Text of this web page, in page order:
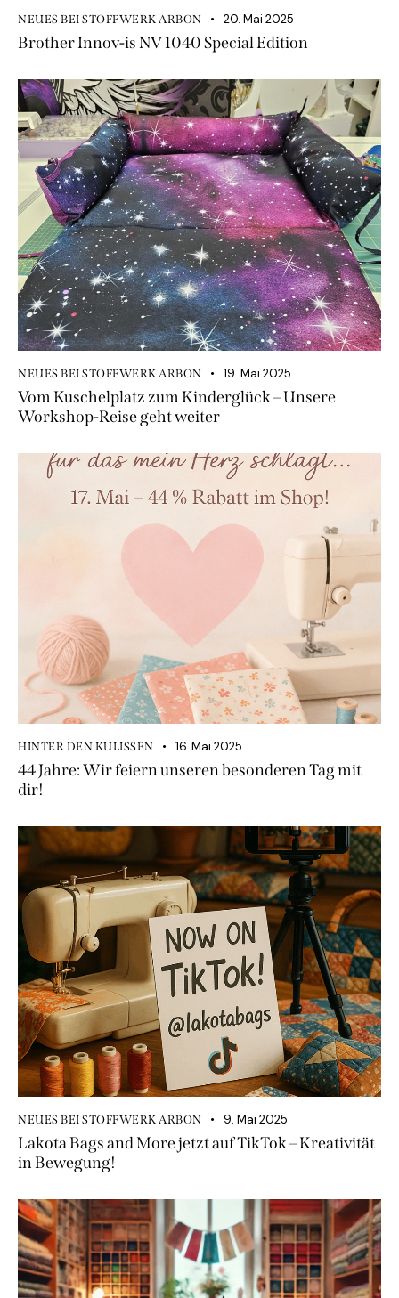
NEUES BEI STOFFWERK ARBON 20. Mai 2025
Brother Innov-is NV 1040 Special Edition
NEUES BEI STOFFWERK ARBON 19. Mai 2025
Vom Kuschelplatz zum Kinderglück – Unsere
Workshop-Reise geht weiter
HINTER DEN KULISSEN 16. Mai 2025
44 Jahre: Wir feiern unseren besonderen Tag mit
dir!
NEUES BEI STOFFWERK ARBON 9. Mai 2025
Lakota Bags and More jetzt auf TikTok – Kreativität
in Bewegung!